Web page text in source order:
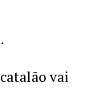
vai